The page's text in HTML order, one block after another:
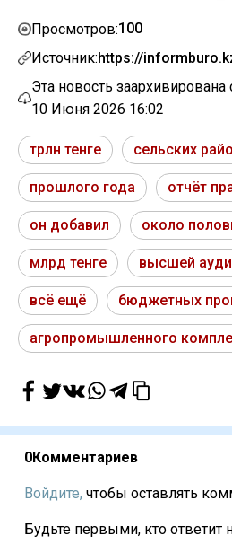
Просмотров:100
Источник:https://
Эта новость заархивирована
10 Июня 2026 16:02
трлн тенге сельских
прошлого года отчёт
он добавил около
млрд тенге высшей
всё ещё бюджетных
агропромышленного
0Комментариев
Войдите, чтобы оставлять
Будьте первыми, кто ответит